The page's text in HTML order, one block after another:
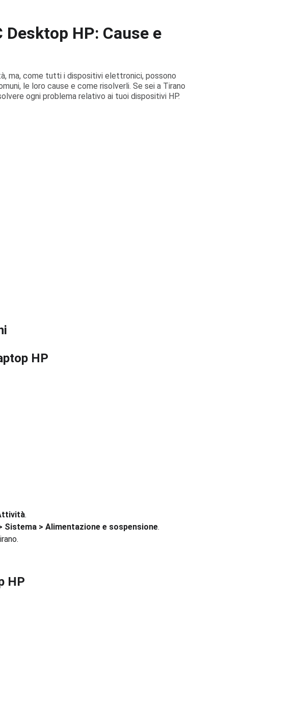
HP: Cause e
ma, come tutti i dispositivi elettronici, possono
le loro cause e come risolverli. Se sei a Tirano
ogni problema relativo ai tuoi dispositivi HP.
HP
.
Sistema > Alimentazione e sospensione.
HP